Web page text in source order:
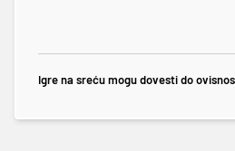
Igre na sreću mogu dovesti do